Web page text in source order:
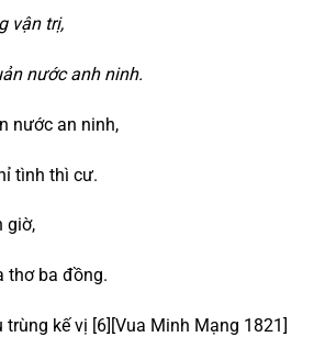
vận trị,
nước anh ninh.
nước an ninh,
tình thì cư.
giờ,
thơ ba đồng.
kế vị [6][Vua Minh Mạng 1821]